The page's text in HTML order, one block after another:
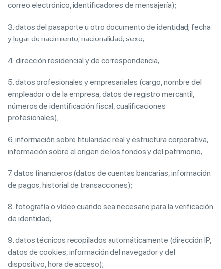
correo electrónico, identificadores de mensajería);
3. datos del pasaporte u otro documento de identidad; fecha
y lugar de nacimiento; nacionalidad; sexo;
4. dirección residencial y de correspondencia;
5. datos profesionales y empresariales (cargo, nombre del
empleador o de la empresa, datos de registro mercantil,
números de identificación fiscal, cualificaciones
profesionales);
6. información sobre titularidad real y estructura corporativa,
información sobre el origen de los fondos y del patrimonio;
7. datos financieros (datos de cuentas bancarias, información
de pagos, historial de transacciones);
8. fotografía o vídeo cuando sea necesario para la verificación
de identidad;
9. datos técnicos recopilados automáticamente (dirección IP,
datos de cookies, información del navegador y del
dispositivo, hora de acceso);